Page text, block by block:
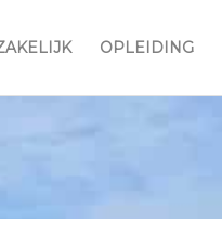
OPLEIDING